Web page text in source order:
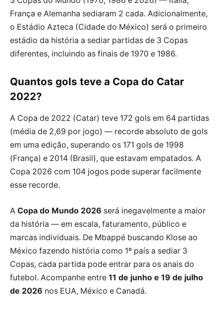
França e Alemanha sediaram 2 cada. Adicionalmente,
o Estádio Azteca (Cidade do México) será o primeiro
estádio da história a sediar partidas de 3 Copas
diferentes, incluindo as finais de 1970 e 1986.
Quantos gols teve a Copa do Catar
2022?
A Copa de 2022 (Catar) teve 172 gols em 64 partidas
(média de 2,69 por jogo) — recorde absoluto de gols
em uma edição, superando os 171 gols de 1998
(França) e 2014 (Brasil), que estavam empatados. A
Copa 2026 com 104 jogos pode superar facilmente
esse recorde.
A Copa do Mundo 2026 será inegavelmente a maior
da história — em escala, faturamento, público e
marcas individuais. De Mbappé buscando Klose ao
México fazendo história como 1º país a sediar 3
Copas, cada partida pode entrar para os anais do
futebol. Acompanhe entre 11 de junho e 19 de julho
de 2026 nos EUA, México e Canadá.